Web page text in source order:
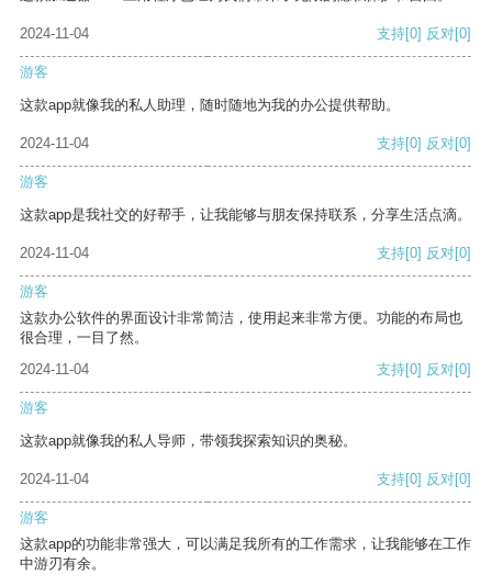
2024-11-04 支持[0] 反对[0]
游客
这款app就像我的私人助理，随时随地为我的办公提供帮助。
2024-11-04 支持[0] 反对[0]
游客
这款app是我社交的好帮手，让我能够与朋友保持联系，分享生活点滴。
2024-11-04 支持[0] 反对[0]
游客
这款办公软件的界面设计非常简洁，使用起来非常方便。功能的布局也
很合理，一目了然。
2024-11-04
支持[0] 反对[0]
游客
这款app就像我的私人导师，带领我探索知识的奥秘。
2024-11-04 支持[0] 反对[0]
游客
这款app的功能非常强大，可以满足我所有的工作需求，让我能够在工作
中游刃有余。